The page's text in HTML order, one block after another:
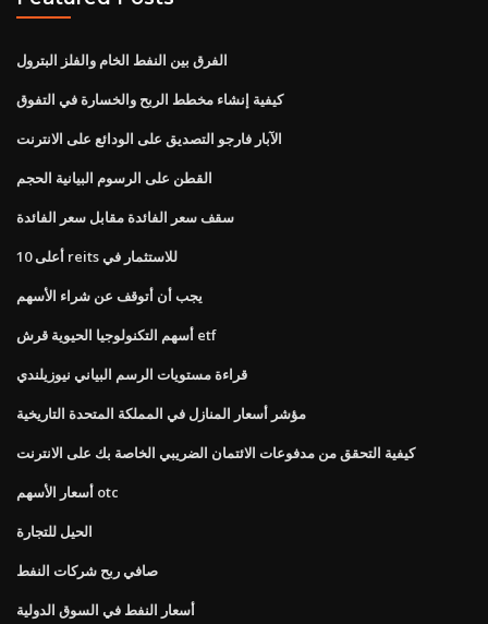
الفرق بين النفط الخام والفلز البترول
كيفية إنشاء مخطط الربح والخسارة في التفوق
الآبار فارجو التصديق على الودائع على الانترنت
القطن على الرسوم البيانية الحجم
سقف سعر الفائدة مقابل سعر الفائدة
أعلى 10 reits للاستثمار في
يجب أن أتوقف عن شراء الأسهم
أسهم التكنولوجيا الحيوية قرش etf
قراءة مستويات الرسم البياني نيوزيلندي
مؤشر أسعار المنازل في المملكة المتحدة التاريخية
كيفية التحقق من مدفوعات الائتمان الضريبي الخاصة بك على الانترنت
أسعار الأسهم otc
الحيل للتجارة
صافي ربح شركات النفط
أسعار النفط في السوق الدولية